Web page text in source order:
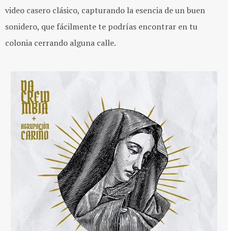
video casero clásico, capturando la esencia de un buen
sonidero, que fácilmente te podrías encontrar en tu
colonia cerrando alguna calle.